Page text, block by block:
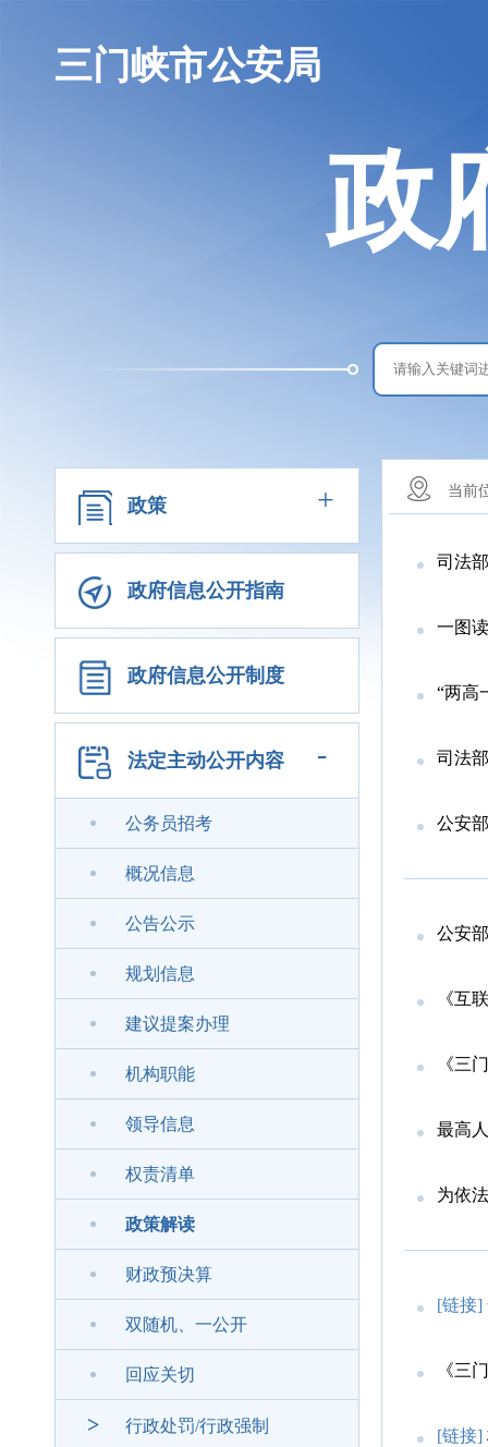
三门峡市公安局
政
政策 +
政府信息公开指南
政府信息公开制度
法定主动公开内容 -
公务员招考
概况信息
公告公示
规划信息
建议提案办理
机构职能
领导信息
权责清单
政策解读
财政预决算
双随机、一公开
回应关切
> 行政处罚/行政强制
当前
司法部
一图
“两高
司法部外
公安
公安部有
《互
《三
最高人民
为依法惩
[链接]
《三
[链接]